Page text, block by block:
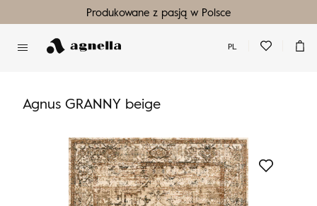
Produkowane z pasją w Polsce
PL
Agnus GRANNY beige